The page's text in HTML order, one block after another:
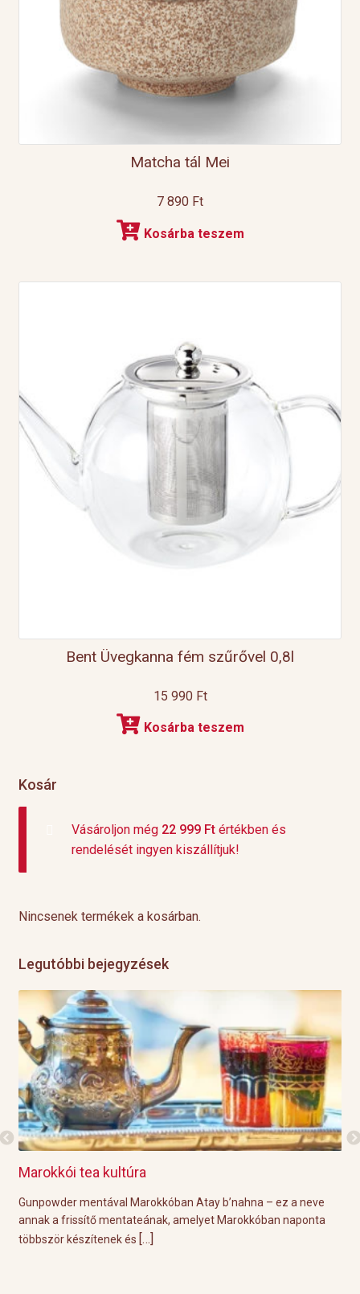
Matcha tál Mei
7 890 Ft
Kosárba teszem
Bent Üvegkanna fém szűrővel 0,8l
15 990 Ft
Kosárba teszem
Kosár
Vásároljon még 22 999 Ftértékben és
rendelését ingyen kiszállítjuk!
Nincsenek termékek a kosárban.
Legutóbbi bejegyzések
Marokkói tea kultúra
Gunpowder mentával Marokkóban Atay b’nahna – ez a neve
annak a frissítő mentateának, amelyet Marokkóban naponta
többször készítenek és […]